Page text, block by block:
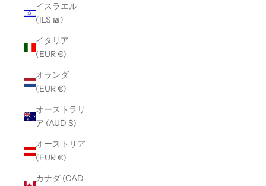
イスラエル
(ILS ₪)
イタリア
(EUR €)
オランダ
(EUR €)
オーストラリ
ア (AUD $)
オーストリア
(EUR €)
カナダ (CAD